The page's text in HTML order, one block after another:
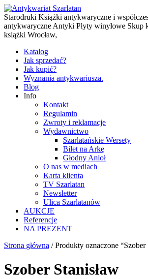
Starodruki Książki antykwaryczne i
antykwaryczne Antyki Płyty winylowe Skup
książki Wrocław,
Katalog
Jak sprzedać?
Jak kupić?
Wyznania antykwariusza.
Blog
Info
Kontakt
Regulamin
Zwroty i reklamacje
Wydawnictwo
Szarlatańskie Wersety
Bilet na Arkę
Głodny Anioł
O nas w mediach
Karta klienta
TV Szarlatan
Newsletter
Ulica Szarlatanów
AUKCJE
Referencje
NA PREZENT
Strona główna / Produkty oznaczone “Szober
Szober Stanisław